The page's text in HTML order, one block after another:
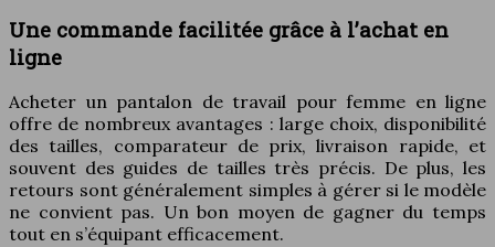
Une commande facilitée grâce à l’achat en
ligne
Acheter un pantalon de travail pour femme en ligne
offre de nombreux avantages : large choix, disponibilité
des tailles, comparateur de prix, livraison rapide, et
souvent des guides de tailles très précis. De plus, les
retours sont généralement simples à gérer si le modèle
ne convient pas. Un bon moyen de gagner du temps
tout en s’équipant efficacement.